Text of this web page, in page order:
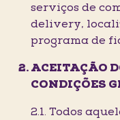
serviços de
delivery,
programa de
ACEITAÇÃO
CONDIÇÕES
2.1. Todos